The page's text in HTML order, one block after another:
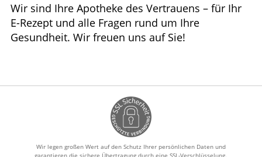
Wir sind Ihre Apotheke des Vertrauens – für Ihr
E-Rezept und alle Fragen rund um Ihre
Gesundheit. Wir freuen uns auf Sie!
Wir legen großen Wert auf den Schutz Ihrer persönlichen Daten und
garantieren die sichere Übertragung durch eine SSL-Verschlüsselung.